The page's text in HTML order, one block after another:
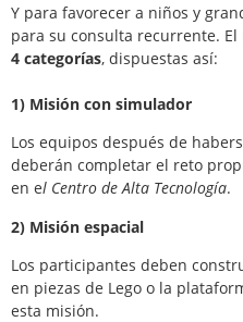
Y para favorecer a niños y
para su consulta recurrente. El
4 categorías, dispuestas así:
1) Misión con simulador
Los equipos después de
deberán completar el reto
en el Centro de Alta Tecnología.
2) Misión espacial
Los participantes deben
en piezas de Lego o la
esta misión.